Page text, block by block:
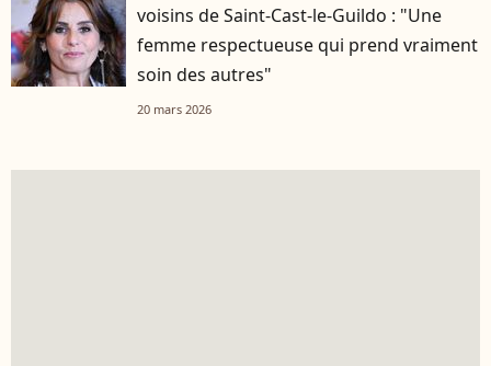
voisins de Saint-Cast-le-Guildo : "Une
femme respectueuse qui prend vraiment
soin des autres"
20 mars 2026